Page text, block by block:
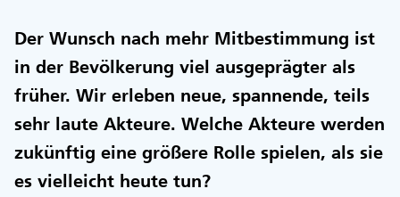
Der Wunsch nach mehr Mitbestimmung ist
in der Bevölkerung viel ausgeprägter als
früher. Wir erleben neue, spannende, teils
sehr laute Akteure. Welche Akteure werden
zukünftig eine größere Rolle spielen, als sie
es vielleicht heute tun?